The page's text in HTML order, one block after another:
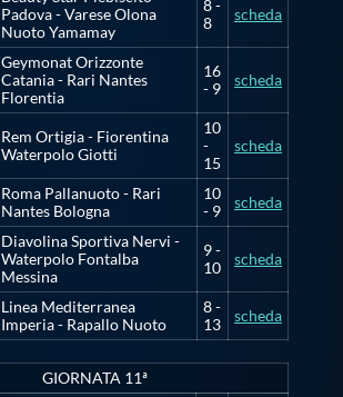
Padova - Varese Olona
Nuoto Yamamay
8 -
8
scheda
Geymonat Orizzonte
Catania - Rari Nantes
Florentia
16
- 9
scheda
Rem Ortigia - Fiorentina
Waterpolo Giotti
10
-
15
scheda
Roma Pallanuoto - Rari
Nantes Bologna
10
- 9
scheda
Diavolina Sportiva Nervi -
Waterpolo Fontalba
Messina
9 -
10
scheda
Linea Mediterranea
Imperia - Rapallo Nuoto
8 -
13
scheda
GIORNATA 11ª